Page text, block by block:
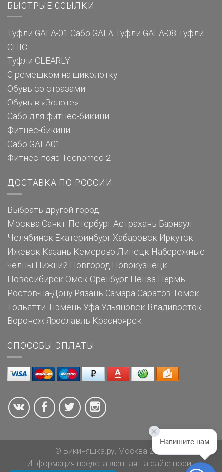
БЫСТРЫЕ ССЫЛКИ
Туфли GALA-01 Сабо GALA Туфли GALA-08 Туфли
CHIC
Туфли CLEARLY
С ремешком на щиколотку
Обувь со стразами
Обувь в «Золоте»
Сабо для фитнес-бикини
Фитнес-бикини
Сабо GALA01
Фитнес-пояс Tecnomed 2
ДОСТАВКА ПО РОССИИ
Выбрать другой город
Москва Санкт-Петербург Астрахань Барнаул
Челябинск Екатеринбург Хабаровск Иркутск
Ижевск Казань Кемерово Липецк Набережные
челны Нижний Новгород Новокузнецк
Новосибирск Омск Оренбург Пенза Пермь
Ростов-на-Дону Рязань Самара Саратов Томск
Тольятти Тюмень Уфа Ульяновск Владивосток
Воронеж Ярославль Красноярск
СПОСОБЫ ОПЛАТЫ
© Бикиняшка.ру, Москва 2026
Информация представленная на сайте носит
Напишите нам